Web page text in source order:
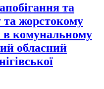
та
та жорстокому
в комунальному
обласний